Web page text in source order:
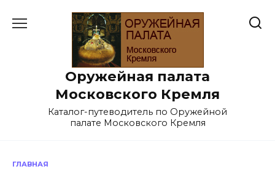
Оружейная палата
Московского Кремля
Каталог-путеводитель по Оружейной
палате Московского Кремля
ГЛАВНАЯ